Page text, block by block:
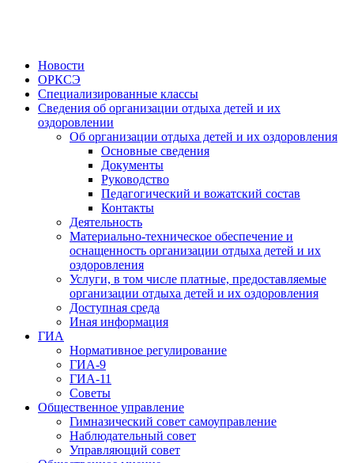
Новости
ОРКСЭ
Специализированные классы
Сведения об организации отдыха детей и их
оздоровлении
Об организации отдыха детей и их оздоровления
Основные сведения
Документы
Руководство
Педагогический и вожатский состав
Контакты
Деятельность
Материально-техническое обеспечение и
оснащенность организации отдыха детей и их
оздоровления
Услуги, в том числе платные, предоставляемые
организации отдыха детей и их оздоровления
Доступная среда
Иная информация
ГИА
Нормативное регулирование
ГИА-9
ГИА-11
Советы
Общественное управление
Гимназический совет самоуправление
Наблюдательный совет
Управляющий совет